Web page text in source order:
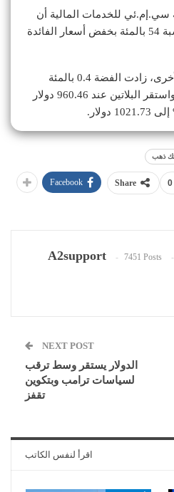
للخدمات المالية أن
ترى الآن احتمالا بنسبة 54 بالمئة بخفض أسعار الفائدة
وبالنسبة للمعادن النفيسة الأخرى، زادت الفضة 0.4 بالمئة
مسجلة 30.99 دولار للأوقية، واستقر البلاتين عند 960.46 دولار
ذهب
0
Share
Facebook
A2support 7451 Posts
NEXT POST
الدولار يستقر وسط ترقب
لسياسات ترامب وبتكوين
تقفز
اقرأ لنفس الكاتب